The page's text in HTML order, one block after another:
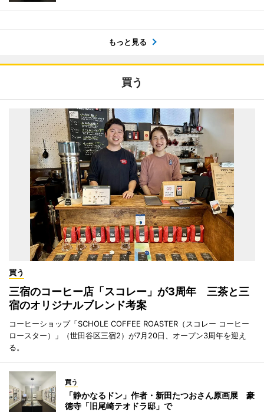
もっと見る
買う
買う
三宿のコーヒー店「スコレー」が3周年 三茶と三
宿のオリジナルブレンド考案
コーヒーショップ「SCHOLE COFFEE ROASTER（スコレー コーヒー
ロースター）」（世田谷区三宿2）が7月20日、オープン3周年を迎え
る。
買う
「静かなるドン」作者・新田たつおさん原画展 豪
徳寺「旧尾崎テオドラ邸」で